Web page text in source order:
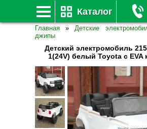
Каталог
Главная »Детские
джипы
Детский электромобиль
1(24V) белый Toyota с EVA